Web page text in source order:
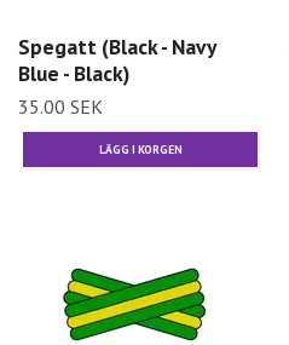
Spegatt (Black - Navy
Blue - Black)
35.00 SEK